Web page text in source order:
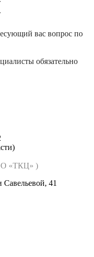
вас вопрос по
обязательно
«ТКЦ» )
41